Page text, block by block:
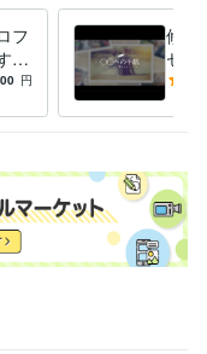
性がございますので余裕
ター 経験年数 : 5年
: 5年
年数 : 10年
フ
D
枚円
修正
セー
結婚
ズ